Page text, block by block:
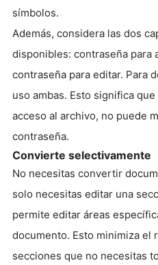
símbolos.
Además, considera las dos
disponibles: contraseña para
contraseña para editar. Para
uso ambas. Esto significa
acceso al archivo, no puede
contraseña.
Convierte selectivamente
No necesitas convertir
solo necesitas editar una
permite editar áreas
documento. Esto minimiza el
secciones que no necesitas